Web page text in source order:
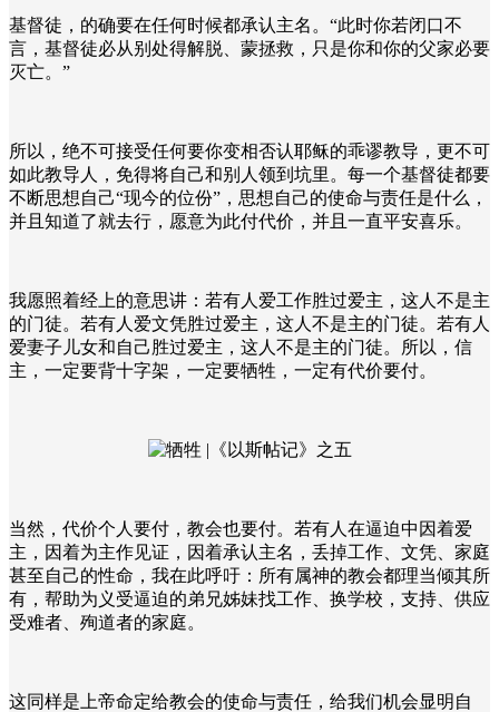
基督徒，的确要在任何时候都承认主名。“此时你若闭口不
言，基督徒必从别处得解脱、蒙拯救，只是你和你的父家必要
灭亡。”
所以，绝不可接受任何要你变相否认耶稣的乖谬教导，更不可
如此教导人，免得将自己和别人领到坑里。每一个基督徒都要
不断思想自己“现今的位份”，思想自己的使命与责任是什么，
并且知道了就去行，愿意为此付代价，并且一直平安喜乐。
我愿照着经上的意思讲：若有人爱工作胜过爱主，这人不是主
的门徒。若有人爱文凭胜过爱主，这人不是主的门徒。若有人
爱妻子儿女和自己胜过爱主，这人不是主的门徒。所以，信
主，一定要背十字架，一定要牺牲，一定有代价要付。
当然，代价个人要付，教会也要付。若有人在逼迫中因着爱
主，因着为主作见证，因着承认主名，丢掉工作、文凭、家庭
甚至自己的性命，我在此呼吁：所有属神的教会都理当倾其所
有，帮助为义受逼迫的弟兄姊妹找工作、换学校，支持、供应
受难者、殉道者的家庭。
这同样是上帝命定给教会的使命与责任，给我们机会显明自